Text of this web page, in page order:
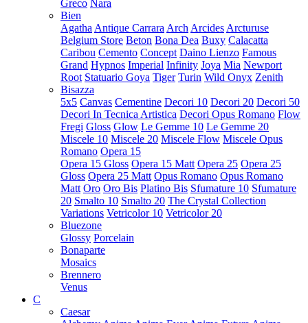
Greco Nara
Bien
Agatha Antique Carrara Arch Arcides Arcturuse
Belgium Store Beton Bona Dea Buxy Calacatta
Caribou Cemento Concept Daino Lienzo Famous
Grand Hypnos Imperial Infinity Joya Mia Newport
Root Statuario Goya Tiger Turin Wild Onyx Zenith
Bisazza
5x5 Canvas Cementine Decori 10 Decori 20 Decori 50
Decori In Tecnica Artistica Decori Opus Romano Flow
Fregi Gloss Glow Le Gemme 10 Le Gemme 20
Miscele 10 Miscele 20 Miscele Flow Miscele Opus
Romano Opera 15
Opera 15 Gloss Opera 15 Matt Opera 25 Opera 25
Gloss Opera 25 Matt Opus Romano Opus Romano
Matt Oro Oro Bis Platino Bis Sfumature 10 Sfumature
20 Smalto 10 Smalto 20 The Crystal Collection
Variations Vetricolor 10 Vetricolor 20
Bluezone
Glossy Porcelain
Bonaparte
Mosaics
Brennero
Venus
C
Caesar